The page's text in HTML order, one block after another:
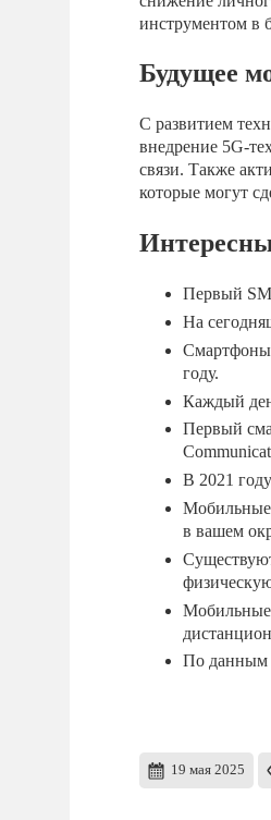
инструментом в
Будущее
С развитием
внедрение 5G-
связи. Также
которые могут
Первый
На
Смартфоны
году.
Каждый
Первый
В 2021
Мобильные
в вашем
Мобильные
По данным
19 мая 2025